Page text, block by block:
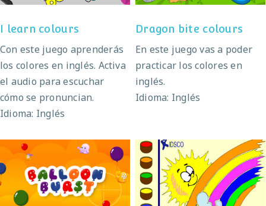
I learn colours
Con este juego aprenderás
los colores en inglés. Activa
el audio para escuchar
cómo se pronuncian.
Idioma: Inglés
Dragon bite colours
En este juego vas a poder
practicar los colores en
inglés.
Idioma: Inglés
Balloon colours Colours